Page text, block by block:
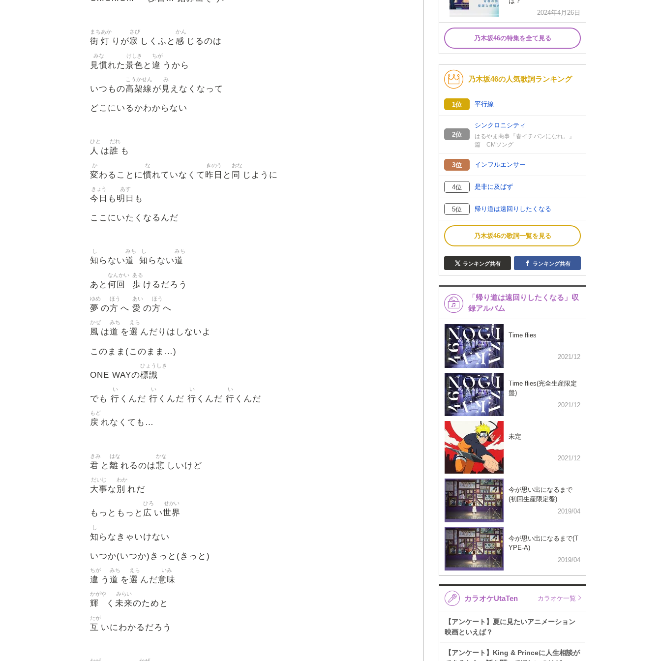
街
まち
灯
あか
りが寂
さび
しくふと 感
かん
じるのは
見慣
みな
れた景色
けしき
と 違
ちが
うから
いつもの高架線
こうかせん
が 見
み
えなくなって
どこにいるかわからない
人
ひと
は誰
だれ
も
変
か
わることに慣
な
れていなくて 昨日
きのう
と 同
おな
じように
今日
きょう
も 明日
あす
も
ここにいたくなるんだ
知
し
らない道
みち
知
し
らない道
みち
あと 何回
なんかい
歩
ある
けるだろう
夢
ゆめ
の方
ほう
へ 愛
あい
の方
ほう
へ
風
かぜ
は道
みち
を選
えら
んだりはしないよ
このまま(このまま…)
ONE WAYの標識
ひょうしき
でも 行
い
くんだ 行
い
くんだ 行
い
くんだ 行
い
くんだ
戻
もど
れなくても…
君
きみ
と 離
はな
れるのは悲
かな
しいけど
大事
だいじ
な 別
わか
れだ
もっともっと 広
ひろ
い世界
せかい
知
し
らなきゃいけない
いつか(いつか)きっと(きっと)
違
ちが
う 道
みち
を選
えら
んだ意味
いみ
輝
かがや
く 未来
みらい
のためと
互
たが
いにわかるだろう
2024年4月26日
乃木坂46の特集を全て見る
乃木坂46の人気歌詞ランキング
1位 平行線
2位
シンクロニシティ
はるやま商事『春イチバンになれ。』
篇 CMソング
3位 インフルエンサー
4位 是非に及ばず
5位 帰り道は遠回りしたくなる
乃木坂46の歌詞一覧を見る
ランキング共有 ランキング共有
「帰り道は遠回りしたくなる」収
録アルバム
Time flies
2021/12
Time flies(完全生産限定
盤)
2021/12
未定
2021/12
今が思い出になるまで
(初回生産限定盤)
2019/04
今が思い出になるまで(T
YPE-A)
2019/04
カラオケUtaTen カラオケ一覧
【アンケート】夏に見たいアニメーション
映画といえば？
【アンケート】King & Princeに人生相談が